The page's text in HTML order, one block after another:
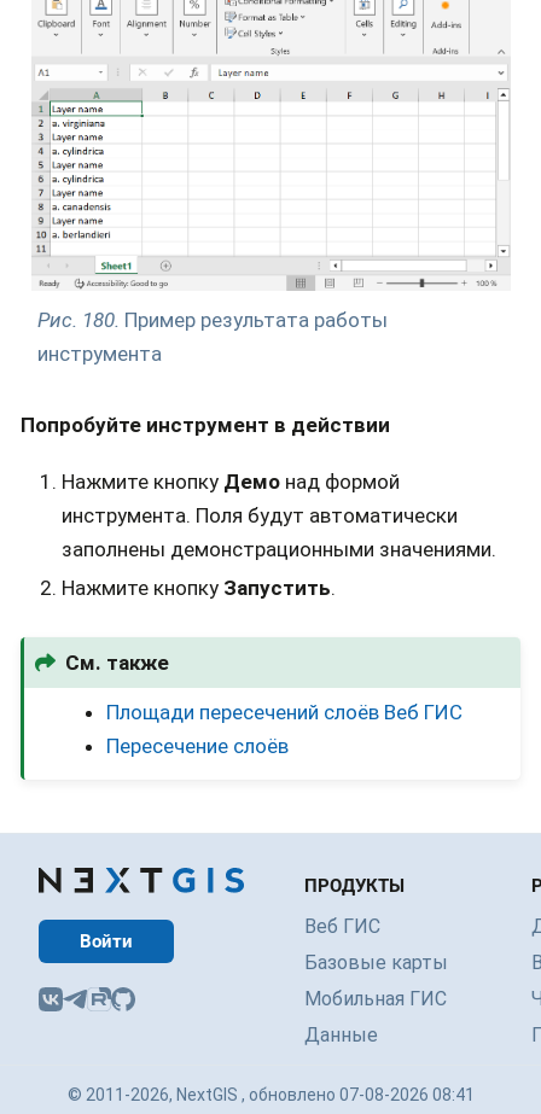
Рис. 180. Пример результата работы
инструмента
Попробуйте инструмент в действии
Нажмите кнопку Демо над формой
инструмента. Поля будут автоматически
заполнены демонстрационными значениями.
Нажмите кнопку Запустить.
См. также
Площади пересечений слоёв Веб ГИС
Пересечение слоёв
Войти
ПРОДУКТЫ
Веб ГИС
Базовые карты
Мобильная ГИС
Данные
© 2011-2026, NextGIS , обновлено 07-08-2026 08:41